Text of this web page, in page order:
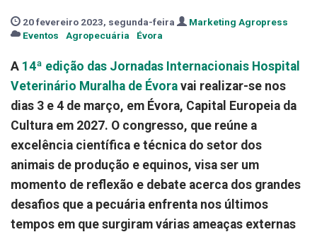
20 fevereiro 2023, segunda-feira
Marketing Agropress
Eventos
Agropecuária Évora
A 14ª edição das Jornadas Internacionais Hospital
Veterinário Muralha de Évora vai realizar-se nos
dias 3 e 4 de março, em Évora, Capital Europeia da
Cultura em 2027. O congresso, que reúne a
excelência científica e técnica do setor dos
animais de produção e equinos, visa ser um
momento de reflexão e debate acerca dos grandes
desafios que a pecuária enfrenta nos últimos
tempos em que surgiram várias ameaças externas